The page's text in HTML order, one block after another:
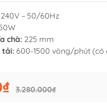
~ 50/60Hz
chà: 225 mm
tải: 600-1500 vòng/phút (có
3.280.000₫